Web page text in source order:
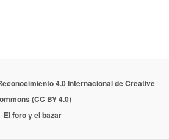
4.0 Internacional de Creative
(CC BY 4.0)
El foro y el bazar